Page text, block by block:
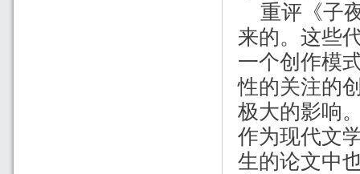
重评《子
来的。这些
一个创作模
性的关注的
极大的影响
作为现代文
生的论文中